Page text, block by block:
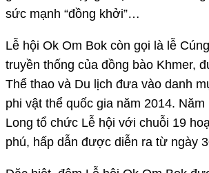
sức mạnh “đồng khởi”…
Lễ hội Ok Om Bok còn gọi là lễ
truyền thống của đồng bào Khmer,
Thể thao và Du lịch đưa vào danh
phi vật thể quốc gia năm 2014. Năm
Long tổ chức Lễ hội với chuỗi 19
phú, hấp dẫn được diễn ra từ ngày